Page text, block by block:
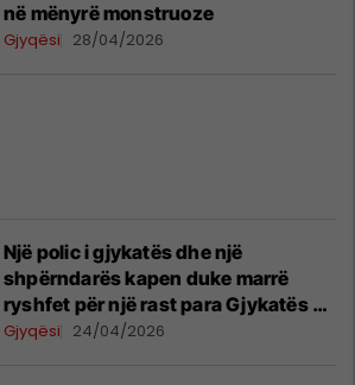
në mënyrë monstruoze
Gjyqësi 28/04/2026
Një polic i gjykatës dhe një
shpërndarës kapen duke marrë
ryshfet për një rast para Gjykatës së
Apelit dhe Gjykatës së Lartë në
Gjyqësi 24/04/2026